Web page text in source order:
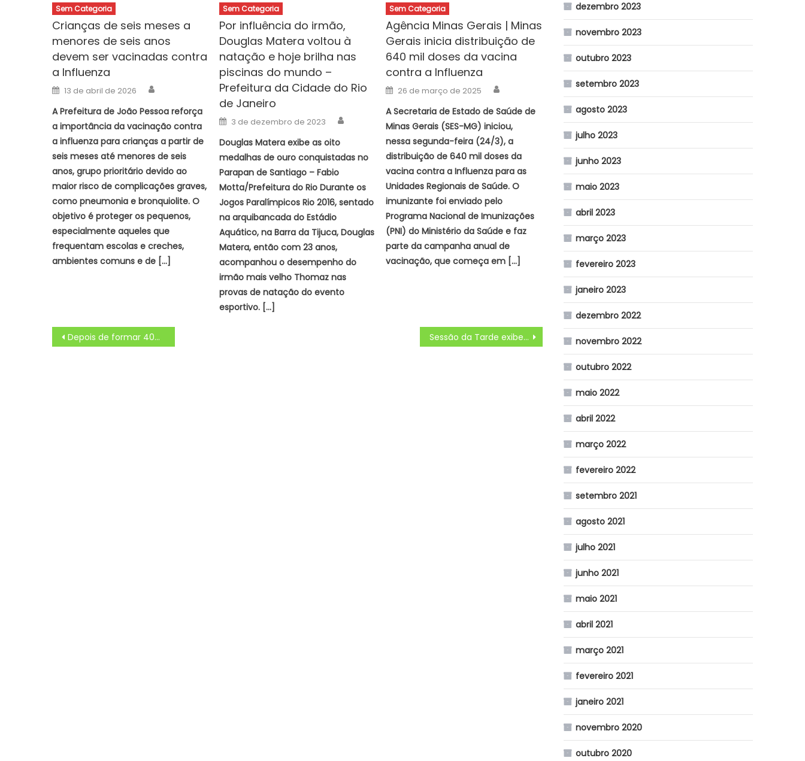
Sem Categoria
Crianças de seis meses a
menores de seis anos
devem ser vacinadas contra
a Influenza
Posted
on
13 de abril de 2026
A Prefeitura de João Pessoa reforça
a importância da vacinação contra
a influenza para crianças a partir de
seis meses até menores de seis
anos, grupo prioritário devido ao
maior risco de complicações graves,
como pneumonia e bronquiolite. O
objetivo é proteger os pequenos,
especialmente aqueles que
frequentam escolas e creches,
ambientes comuns e de […]
Sem Categoria
Por influência do irmão,
Douglas Matera voltou à
natação e hoje brilha nas
piscinas do mundo –
Prefeitura da Cidade do Rio
de Janeiro
Posted
on
3 de dezembro de 2023
Douglas Matera exibe as oito
medalhas de ouro conquistadas no
Parapan de Santiago – Fabio
Motta/Prefeitura do Rio Durante os
Jogos Paralímpicos Rio 2016, sentado
na arquibancada do Estádio
Aquático, na Barra da Tijuca, Douglas
Matera, então com 23 anos,
acompanhou o desempenho do
irmão mais velho Thomaz nas
provas de natação do evento
esportivo. […]
Sem Categoria
Agência Minas Gerais | Minas
Gerais inicia distribuição de
640 mil doses da vacina
contra a Influenza
Posted
on
26 de março de 2025
A Secretaria de Estado de Saúde de
Minas Gerais (SES-MG) iniciou,
nessa segunda-feira (24/3), a
distribuição de 640 mil doses da
vacina contra a Influenza para as
Unidades Regionais de Saúde. O
imunizante foi enviado pelo
Programa Nacional de Imunizações
(PNI) do Ministério da Saúde e faz
parte da campanha anual de
vacinação, que começa em […]
Navegação
de
Depois de formar 400 lideranças em oito municípios, ‘Perifeirarte’ chega a Campo Grande Sessão da Tarde exibe Hoje Quinta (28/11) na Globo – Pulando a Vassoura
dezembro 2023
novembro 2023
outubro 2023
setembro 2023
agosto 2023
julho 2023
junho 2023
maio 2023
abril 2023
março 2023
fevereiro 2023
janeiro 2023
dezembro 2022
novembro 2022
outubro 2022
maio 2022
abril 2022
março 2022
fevereiro 2022
setembro 2021
agosto 2021
julho 2021
junho 2021
maio 2021
abril 2021
março 2021
fevereiro 2021
janeiro 2021
novembro 2020
outubro 2020